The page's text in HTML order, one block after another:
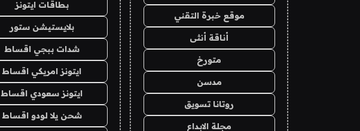
موقع خبرة التقني
أناقة أنثى
متورخ
مدسن
روتانا تسويق
مجلة الابداع
بطاقات ايتونز
بلايستيشن ستور
شدات ببجي اقساط
ايتونز امريكي اقساط
ايتونز سعودي اقساط
شحن يلا لودو اقساط